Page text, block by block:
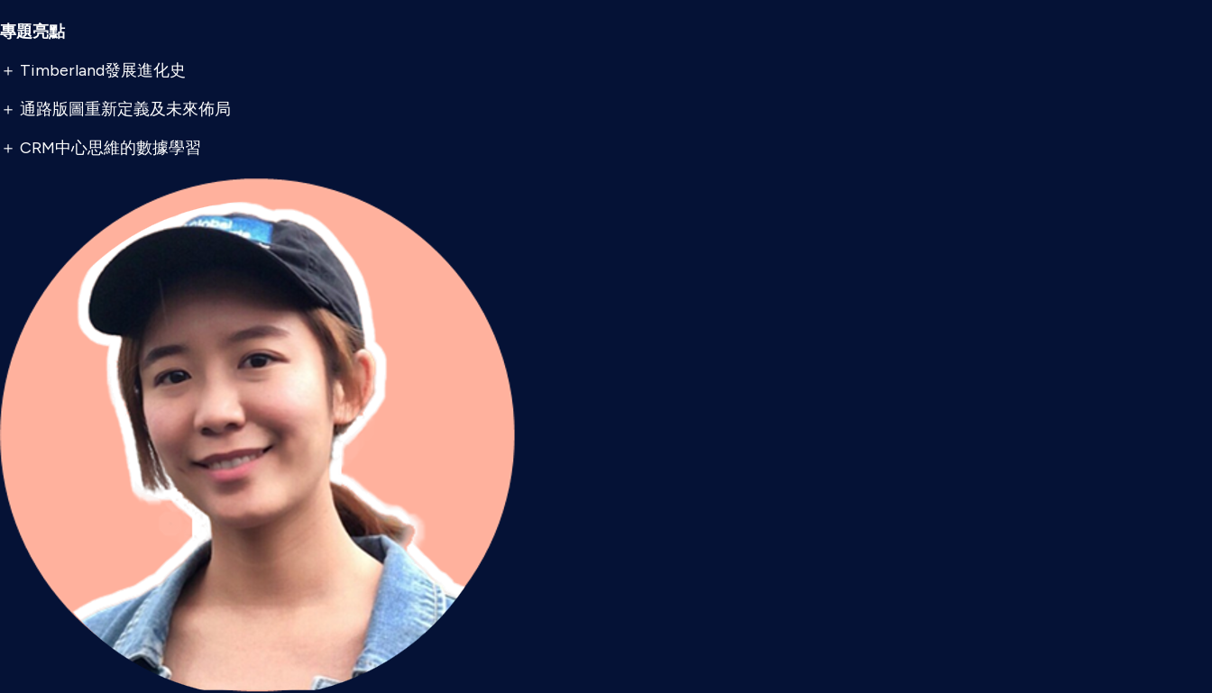
專題亮點
＋ Timberland發展進化史
＋ 通路版圖重新定義及未來佈局
＋ CRM中心思維的數據學習